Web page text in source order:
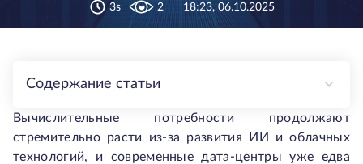
3s 2 18:23, 06.10.2025
Содержание статьи
Вычислительные потребности продолжают
стремительно расти из-за развития ИИ и облачных
технологий, и современные дата-центры уже едва